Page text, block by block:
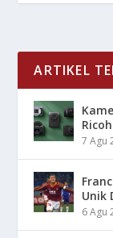
ARTIKEL
7 Agu
Unik
6 Agu